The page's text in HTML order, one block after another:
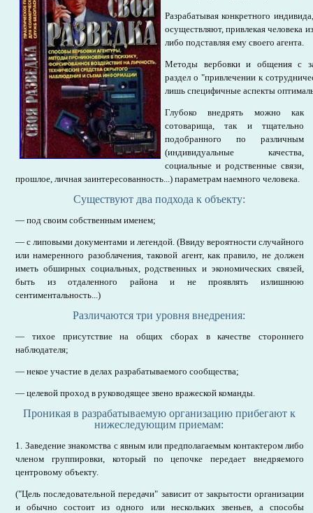
Разрабатывая конкретного
осуществляют, привлекая человека
либо подставляя ему своего агента.
Методы вербовки и общения с
раздел о "привлечении к
лишь специфичные аспекты
Глубоко внедрять можно как
сотоварища, так и тщательно
подобранного по различным
(индивидуальные качества,
социальные и родственные связи,
прошлое, личная заинтересованность...) параметрам наемного человека.
Существуют два подхода к объекту:
— под своим собственным именем;
— с липовыми документами и легендой. (Ввиду вероятности случайного
или намеренного разоблачения, таковой агент, как правило, не должен
иметь обширных социальных, родственных и экономических связей,
быть из отдаленного района и не проявлять излишнюю
сентиментальность...)
Различаются три уровня внедрения:
— тихое присутствие на общих сборах в качестве стороннего
наблюдателя;
— некое участие в делах разрабатываемого сообщества;
— целевой проход в руководящее звено вражеской команды.
Проникая в разрабатываемую организацию прибегают к
нижеследующим приемам:
1. Заведение знакомства с явным или предполагаемым контактером либо
членом группировки, который по цепочке передает внедряемого
центровому объекту.
("Цель последовательной передачи" зависит от закрытости организации
и обычно состоит из одного или нескольких звеньев, а способы